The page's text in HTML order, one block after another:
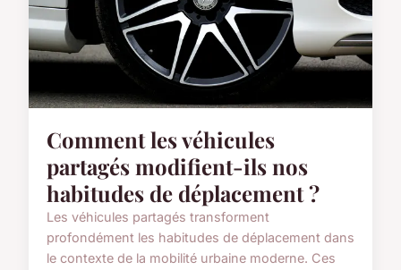
Comment les véhicules
partagés modifient-ils nos
habitudes de déplacement ?
Les véhicules partagés transforment
profondément les habitudes de déplacement dans
le contexte de la mobilité urbaine moderne. Ces